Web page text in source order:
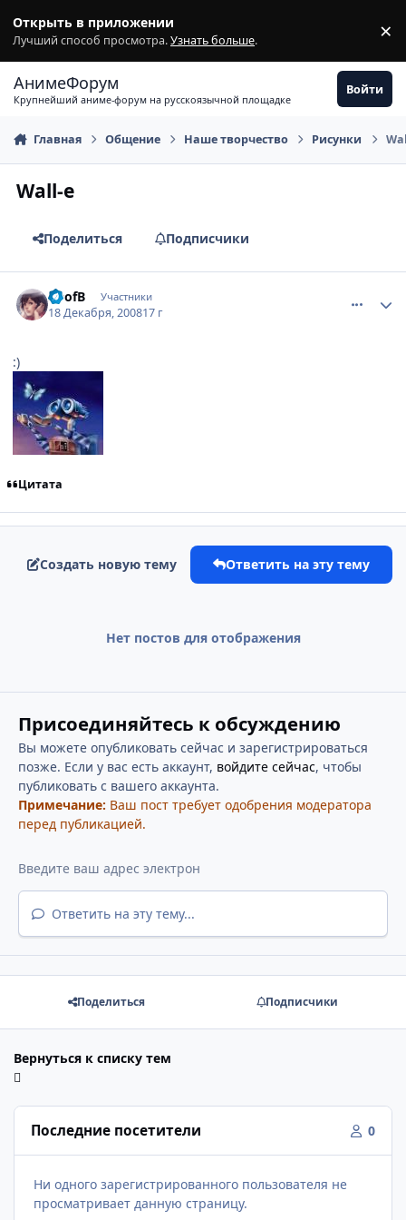
Открыть в приложении
Лучший способ просмотра.Узнать больше. ×
АнимеФорум
Крупнейший аниме-форум на русскоязычной площадке
Войти
Главная Общение Наше творчество Рисунки
Wall-e
Поделиться Подписчики
SDofB Участники
18 Декабря, 200817 г
:)
Цитата
Создать новую тему Ответить на эту тему
Нет постов для отображения
Присоединяйтесь к обсуждению
Вы можете опубликовать сейчас и зарегистрироваться
позже. Если у вас есть аккаунт, войдите сейчас, чтобы
публиковать с вашего аккаунта.
Примечание: Ваш пост требует одобрения модератора
перед публикацией.
Ответить на эту тему...
Поделиться Подписчики
Вернуться к списку тем
Последние посетители 0
Ни одного зарегистрированного пользователя не
просматривает данную страницу.